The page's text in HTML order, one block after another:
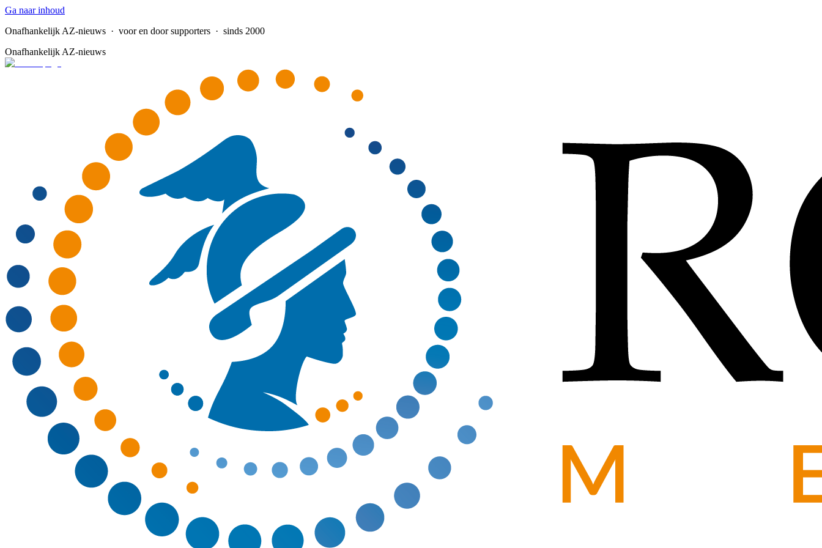
Ga naar inhoud
Onafhankelijk AZ-nieuws · voor en door supporters · sinds 2000
Onafhankelijk AZ-nieuws